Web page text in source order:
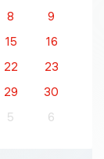
8
9
15
16
22
23
29
30
5 6